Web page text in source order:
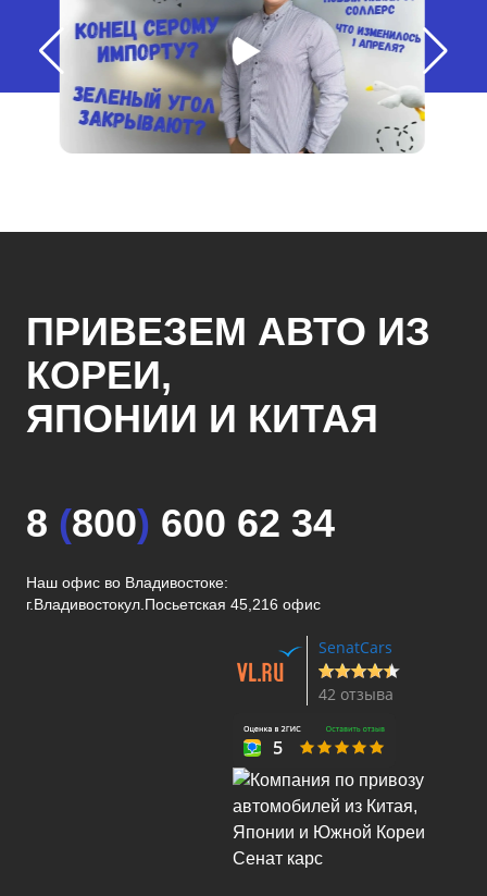
ПРИВЕЗЕМ АВТО ИЗ
КОРЕИ,
ЯПОНИИ И КИТАЯ
8 (800) 600 62 34
Наш офис во Владивостоке:
г.Владивостокул.Посьетская 45,216 офис
SenatCars
42 отзыва